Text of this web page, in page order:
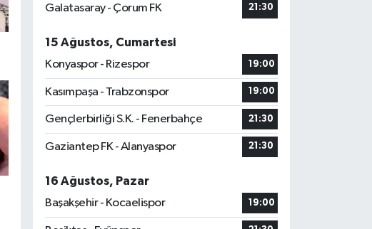
Galatasaray - Çorum FK
21:30
15 Ağustos, Cumartesi
Konyaspor - Rizespor
19:00
Kasımpaşa - Trabzonspor 19:00
Gençlerbirliği S.K. - Fenerbahçe 21:30
Gaziantep FK - Alanyaspor 21:30
16 Ağustos, Pazar
Başakşehir - Kocaelispor
19:00